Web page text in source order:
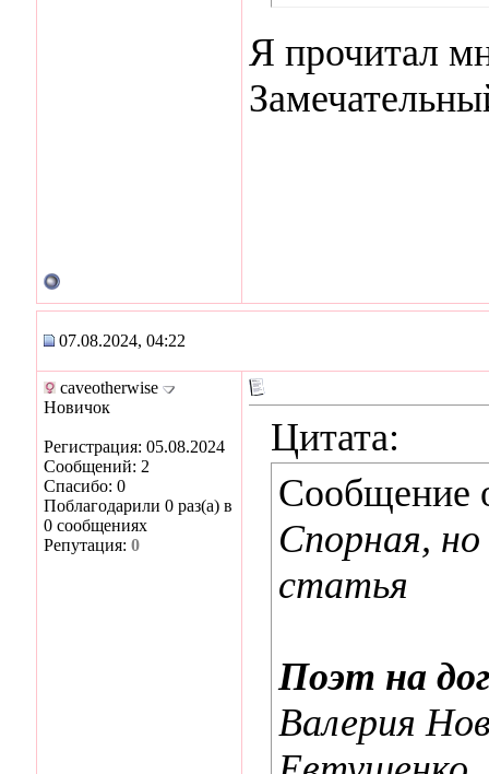
Я прочитал
07.08.2024, 04:22
caveotherwise
Новичок
Регистрация: 05.08.2024
Сообщений: 2
Спасибо: 0
Поблагодарили 0 раз(а) в
0 сообщениях
Репутация: 0
Цитата:
Сообщение
Спорная,
статья
Поэт на
Валерия